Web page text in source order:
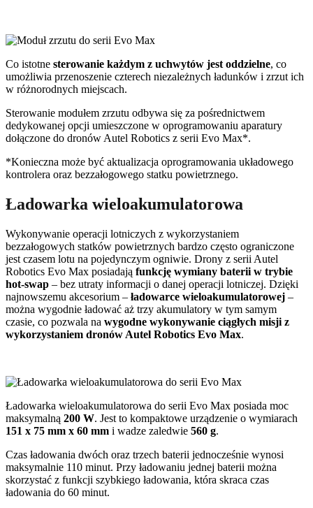
Co istotne sterowanie każdym z uchwytów jest oddzielne, co
umożliwia przenoszenie czterech niezależnych ładunków i zrzut ich
w różnorodnych miejscach.
Sterowanie modułem zrzutu odbywa się za pośrednictwem
dedykowanej opcji umieszczone w oprogramowaniu aparatury
dołączone do dronów Autel Robotics z serii Evo Max*.
*Konieczna może być aktualizacja oprogramowania układowego
kontrolera oraz bezzałogowego statku powietrznego.
Ładowarka wieloakumulatorowa
Wykonywanie operacji lotniczych z wykorzystaniem
bezzałogowych statków powietrznych bardzo często ograniczone
jest czasem lotu na pojedynczym ogniwie. Drony z serii Autel
Robotics Evo Max posiadają funkcję wymiany baterii w trybie
hot-swap – bez utraty informacji o danej operacji lotniczej. Dzięki
najnowszemu akcesorium – ładowarce wieloakumulatorowej –
można wygodnie ładować aż trzy akumulatory w tym samym
czasie, co pozwala na wygodne wykonywanie ciągłych misji z
wykorzystaniem dronów Autel Robotics Evo Max.
Ładowarka wieloakumulatorowa do serii Evo Max posiada moc
maksymalną 200 W. Jest to kompaktowe urządzenie o wymiarach
151 x 75 mm x 60 mm i wadze zaledwie 560 g.
Czas ładowania dwóch oraz trzech baterii jednocześnie wynosi
maksymalnie 110 minut. Przy ładowaniu jednej baterii można
skorzystać z funkcji szybkiego ładowania, która skraca czas
ładowania do 60 minut.